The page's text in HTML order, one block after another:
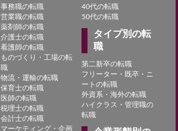
事務職の転職
営業職の転職
薬剤師の転職
介護士の転職
看護師の転職
ものづくり・工場の転
職
物流・運輸の転職
保育士の転職
医師の転職
税理士の転職
会計士の転職
マーケティング・企画
40代の転職
50代の転職
タイプ別の転
職
第二新卒の転職
フリーター・既卒・ニ
ートの転職
外資系・海外の転職
ハイクラス・管理職の
転職